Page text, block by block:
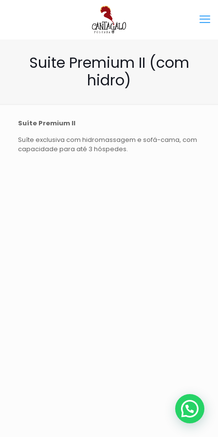
Suite Premium II (com
hidro)
Suíte Premium II
Suíte exclusiva com hidromassagem e sofá-cama, com
capacidade para até 3 hóspedes.